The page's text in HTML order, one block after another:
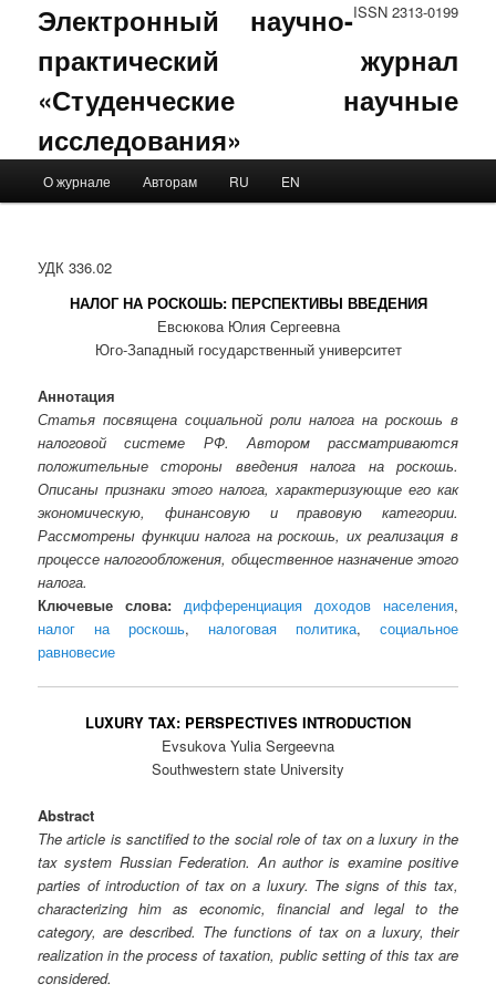
ISSN 2313-0199
Электронный научно-
практический журнал
«Студенческие научные
исследования»
Skip to primary content
Skip to secondary content
О журнале Авторам RU EN
УДК 336.02
НАЛОГ НА РОСКОШЬ: ПЕРСПЕКТИВЫ ВВЕДЕНИЯ
Евсюкова Юлия Сергеевна
Юго-Западный государственный университет
Аннотация
Статья посвящена социальной роли налога на роскошь в
налоговой системе РФ. Автором рассматриваются
положительные стороны введения налога на роскошь.
Описаны признаки этого налога, характеризующие его как
экономическую, финансовую и правовую категории.
Рассмотрены функции налога на роскошь, их реализация в
процессе налогообложения, общественное назначение этого
налога.
Ключевые слова: дифференциация доходов населения,
налог на роскошь, налоговая политика, социальное
равновесие
LUXURY TAX: PERSPECTIVES INTRODUCTION
Evsukova Yulia Sergeevna
Southwestern state University
Abstract
The article is sanctified to the social role of tax on a luxury in the
tax system Russian Federation. An author is examine positive
parties of introduction of tax on a luxury. The signs of this tax,
characterizing him as economic, financial and legal to the
category, are described. The functions of tax on a luxury, their
realization in the process of taxation, public setting of this tax are
considered.